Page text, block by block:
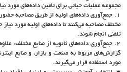
مجموعه عملیات حیاتی برای تامین داده‌های مورد
1. جمع‌آوری داده‌های اولیه از طریق مصاحبه
مختلف مصاحبه می‌کنند تا داده‌های اولیه مورد
تلفنی انجام شوند.
2. جمع‌آوری داده‌های ثانویه از منابع مختلف:
گزارش‌های مربوط به صنعت و بازار، و منابع
مورد استفاده قرار می‌گیرند.